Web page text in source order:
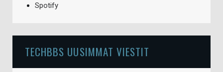
Spotify
TECHBBS UUSIMMAT VIESTIT